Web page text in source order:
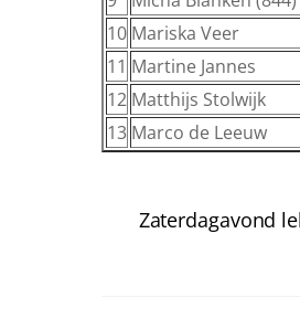
10 Mariska Veer
11 Martine Jannes
12 Matthijs Stolwijk
13 Marco de Leeuw
Zaterdagavond